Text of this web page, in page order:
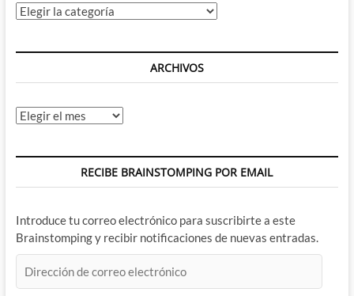
Categorías
ARCHIVOS
Archivos
RECIBE BRAINSTOMPING POR EMAIL
Introduce tu correo electrónico para suscribirte a este
Brainstomping y recibir notificaciones de nuevas entradas.
de